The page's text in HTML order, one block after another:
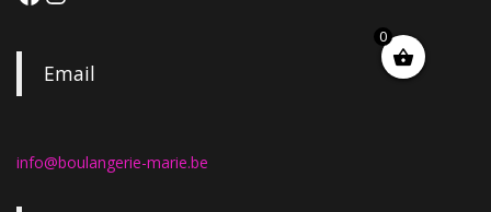
Email
info@boulangerie-marie.be
0